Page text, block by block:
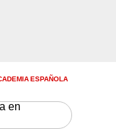
ESPAÑOLA
en